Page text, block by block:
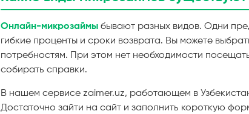
Онлайн-микрозаймы бывают разных видов. Одни
гибкие проценты и сроки возврата. Вы можете
потребностям. При этом нет необходимости
собирать справки.
В нашем сервисе zaimer.uz, работающем в
Достаточно зайти на сайт и заполнить короткую